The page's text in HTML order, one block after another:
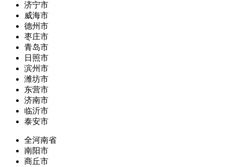
济宁市
威海市
德州市
枣庄市
青岛市
日照市
滨州市
潍坊市
东营市
济南市
临沂市
泰安市
全河南省
南阳市
商丘市